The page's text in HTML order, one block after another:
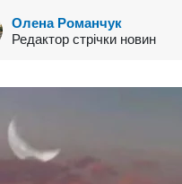
Олена Романчук
Редактор стрічки новин